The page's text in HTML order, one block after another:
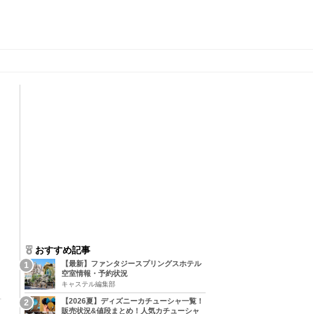
おすすめ記事
【最新】ファンタジースプリングスホテル
空室情報・予約状況
キャステル編集部
【2026夏】ディズニーカチューシャ一覧！
販売状況&値段まとめ！人気カチューシャ